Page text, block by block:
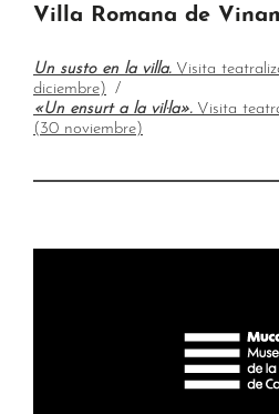
Villa Romana de
Un susto en la villa.Visita
diciembre)
«Un ensurt a la vil·la».Visita
(30 noviembre)